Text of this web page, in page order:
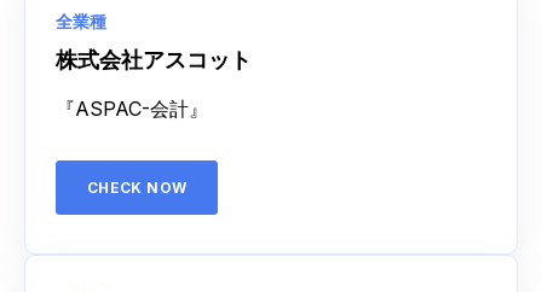
全業種
株式会社アスコット
『ASPAC-会計』
CHECK NOW